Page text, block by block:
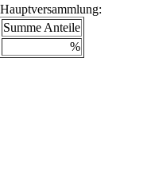
Summe Anteile
%